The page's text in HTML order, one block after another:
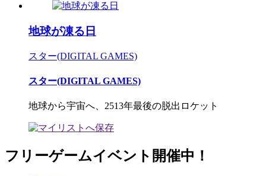
地球が凍る日
スター(DIGITAL GAMES)
スター(DIGITAL GAMES)
地球から宇宙へ、2513年最後の脱出ロケット
フリーゲームイベント開催中！